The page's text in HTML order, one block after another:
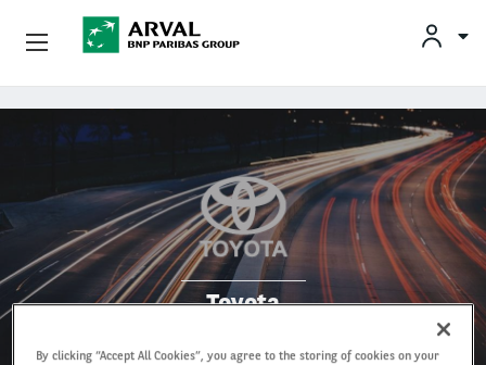
Overslaan en naar de inhoud gaan
Toyota
Zakelijk Leasen
Occasions
By clicking “Accept All Cookies”, you agree to the storing of cookies on your